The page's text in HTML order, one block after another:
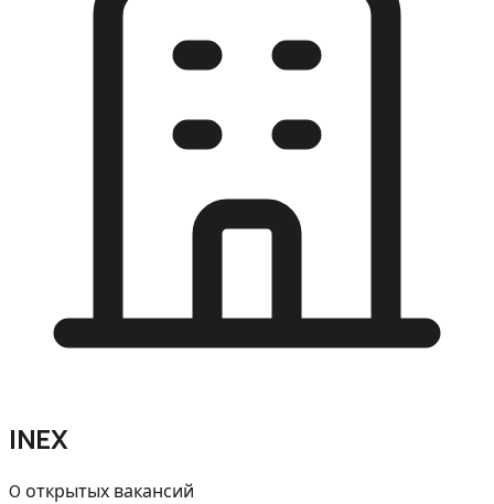
INEX
0 открытых вакансий